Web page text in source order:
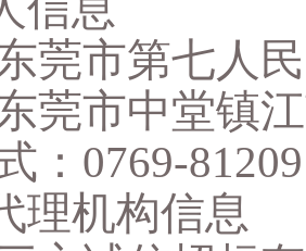
莞市第七人
莞市中堂镇
： 0769-
理机构信息